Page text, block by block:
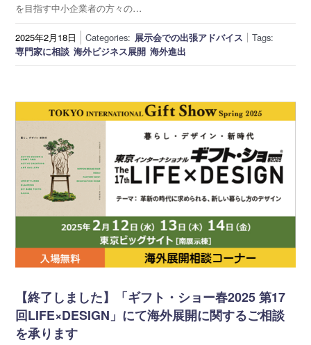
を目指す中小企業者の方々の…
2025年2月18日 Categories: 展示会での出張アドバイス
Tags:
専門家に相談 海外ビジネス展開 海外進出
【終了しました】「ギフト・ショー春2025 第17
回LIFE×DESIGN」にて海外展開に関するご相談
を承ります